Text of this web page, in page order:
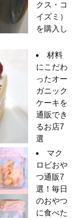
クス・コ
イズミ）
を購入し
材料
にこだわ
ったオー
ガニック
ケーキを
通販でき
るお店7
選
マク
ロビおや
つ通販7
選！毎日
のおやつ
に食べた